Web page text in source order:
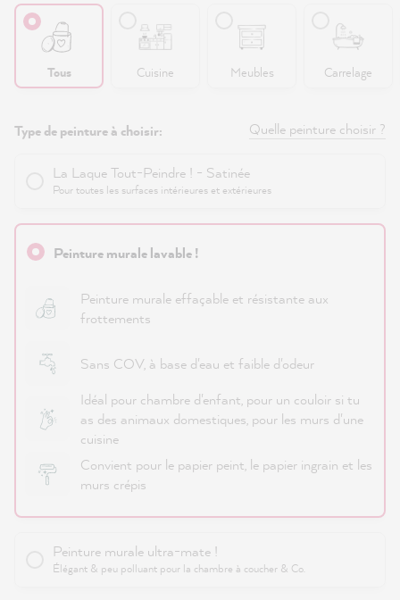
Tous Cuisine Meubles Carrelage
Type de peinture à choisir: Quelle peinture choisir ?
La Laque Tout-Peindre ! - Satinée
Pour toutes les surfaces intérieures et extérieures
Peinture murale lavable !
Peinture murale effaçable et résistante aux
frottements
Sans COV, à base d'eau et faible d'odeur
Idéal pour chambre d'enfant, pour un couloir si tu
as des animaux domestiques, pour les murs d'une
cuisine
Convient pour le papier peint, le papier ingrain et les
murs crépis
Peinture murale ultra-mate !
Élégant & peu polluant pour la chambre à coucher & Co.